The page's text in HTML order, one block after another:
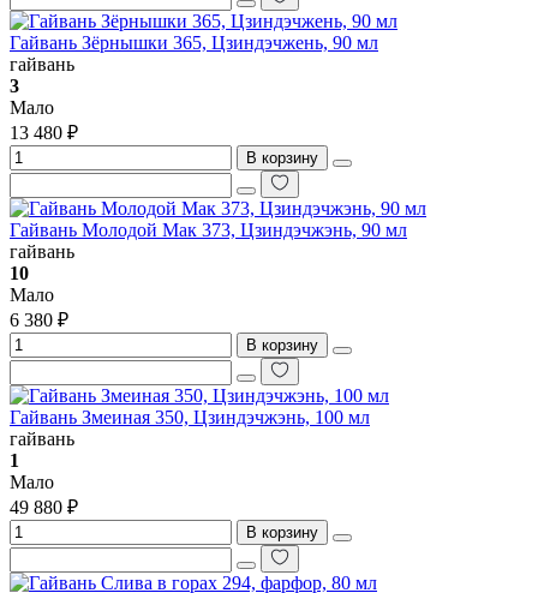
Гайвань Зёрнышки 365, Цзиндэчжень, 90 мл
гайвань
3
Мало
13 480 ₽
В корзину
Гайвань Молодой Мак 373, Цзиндэчжэнь, 90 мл
гайвань
10
Мало
6 380 ₽
В корзину
Гайвань Змеиная 350, Цзиндэчжэнь, 100 мл
гайвань
1
Мало
49 880 ₽
В корзину